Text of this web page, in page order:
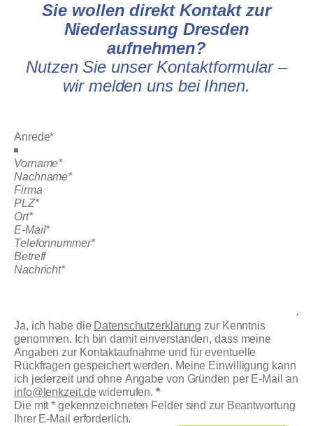
Sie wollen direkt Kontakt zur
NiederlassungDresden
aufnehmen?
Nutzen Sie unser Kontaktformular –
wir melden uns bei Ihnen.
Ja, ich habe die Datenschutzerklärung zur Kenntnis
genommen. Ich bin damit einverstanden, dass meine
Angaben zur Kontaktaufnahme und für eventuelle
Rückfragen gespeichert werden. Meine Einwilligung kann
ich jederzeit und ohne Angabe von Gründen per E-Mail an
info@lenkzeit.dewiderrufen. *
Die mit * gekennzeichneten Felder sind zur Beantwortung
Ihrer E-Mail erforderlich.